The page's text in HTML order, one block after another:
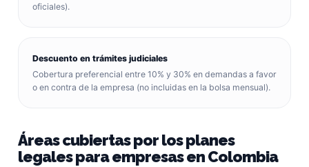
oficiales).
Descuento en trámites judiciales
Cobertura preferencial entre 10% y 30% en demandas a favor
o en contra de la empresa (no incluidas en la bolsa mensual).
Áreas cubiertas por los planes
legales para empresas en Colombia